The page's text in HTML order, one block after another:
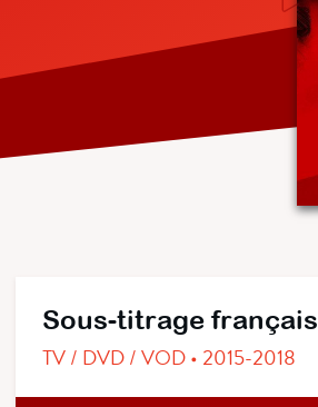
Sous-titrage français
TV / DVD / VOD • 2015-2018